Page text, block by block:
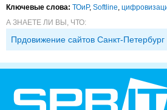
Ключевые слова: ТОиР, Softline,
А ЗНАЕТЕ ЛИ ВЫ, ЧТО:
Прдовижение сайтов Санкт-Петербург